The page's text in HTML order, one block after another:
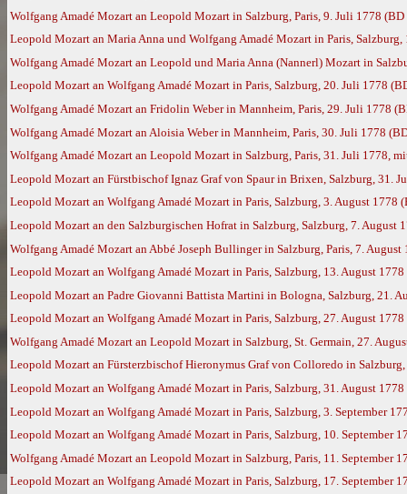
Wolfgang Amadé Mozart an Leopold Mozart in Salzburg, Paris, 9. Juli 1778 (BD
Leopold Mozart an Maria Anna und Wolfgang Amadé Mozart in Paris,
Wolfgang Amadé Mozart an Leopold und Maria Anna (Nannerl) Mozart in
Leopold Mozart an Wolfgang Amadé Mozart in Paris, Salzburg, 20. Juli 1778
Wolfgang Amadé Mozart an Fridolin Weber in Mannheim, Paris, 29. Juli 1778
Wolfgang Amadé Mozart an Aloisia Weber in Mannheim, Paris, 30. Juli 1778
Wolfgang Amadé Mozart an Leopold Mozart in Salzburg, Paris, 31. Juli 1778,
Leopold Mozart an Fürstbischof Ignaz Graf von Spaur in Brixen, Salzburg, 31.
Leopold Mozart an Wolfgang Amadé Mozart in Paris, Salzburg, 3. August 1778
Leopold Mozart an den Salzburgischen Hofrat in Salzburg, Salzburg, 7. August
Wolfgang Amadé Mozart an Abbé Joseph Bullinger in Salzburg, Paris, 7. August
Leopold Mozart an Wolfgang Amadé Mozart in Paris, Salzburg, 13. August
Leopold Mozart an Padre Giovanni Battista Martini in Bologna, Salzburg, 21.
Leopold Mozart an Wolfgang Amadé Mozart in Paris, Salzburg, 27. August
Wolfgang Amadé Mozart an Leopold Mozart in Salzburg, St. Germain, 27.
Leopold Mozart an Fürsterzbischof Hieronymus Graf von Colloredo in
Leopold Mozart an Wolfgang Amadé Mozart in Paris, Salzburg, 31. August
Leopold Mozart an Wolfgang Amadé Mozart in Paris, Salzburg, 3. September
Leopold Mozart an Wolfgang Amadé Mozart in Paris, Salzburg, 10.
Wolfgang Amadé Mozart an Leopold Mozart in Salzburg, Paris, 11. September
Leopold Mozart an Wolfgang Amadé Mozart in Paris, Salzburg, 17. September